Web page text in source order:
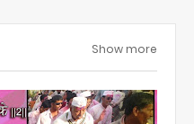
Show more